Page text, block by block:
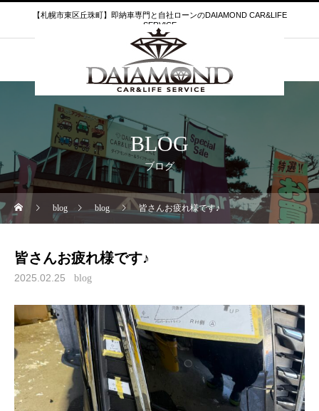
【札幌市東区丘珠町】即納車専門と自社ローンのDAIAMOND CAR&LIFE
SERVICE
BLOG
ブログ
blog blog 皆さんお疲れ様です♪
皆さんお疲れ様です♪
2025.02.25 blog